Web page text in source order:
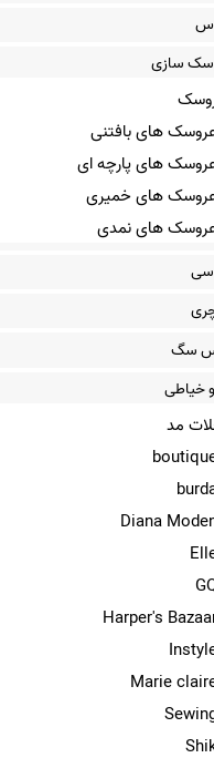
سازی
های بافتنی
های پارچه ای
های خمیری
های نمدی
سگ
خیاطی
مد